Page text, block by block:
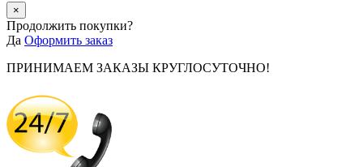
×
Продолжить покупки?
Да Оформить заказ
ПРИНИМАЕМ ЗАКАЗЫ КРУГЛОСУТОЧНО!